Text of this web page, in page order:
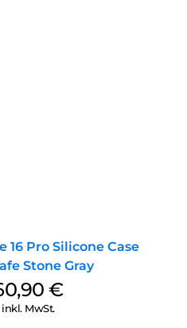
16 Pro Silicone Case
Stone Gray
€
inkl. MwSt.